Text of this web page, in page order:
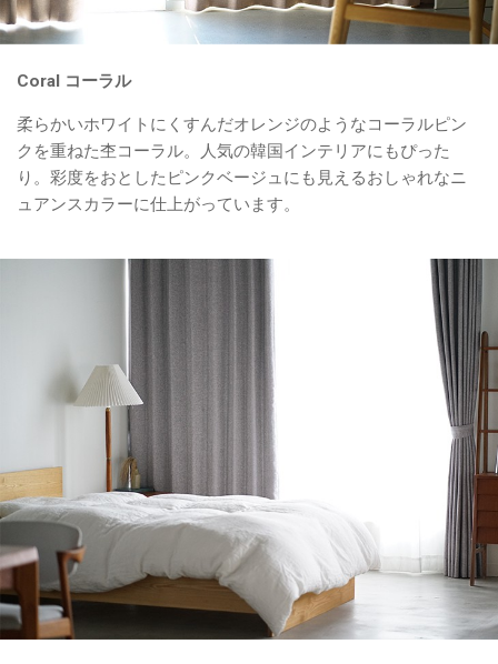
Coral コーラル
柔らかいホワイトにくすんだオレンジのようなコーラルピン
クを重ねた杢コーラル。人気の韓国インテリアにもぴった
り。彩度をおとしたピンクベージュにも見えるおしゃれなニ
ュアンスカラーに仕上がっています。